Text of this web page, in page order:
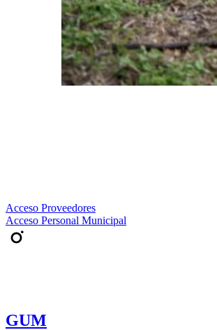
Acceso Proveedores
Acceso Personal Municipal
GUM